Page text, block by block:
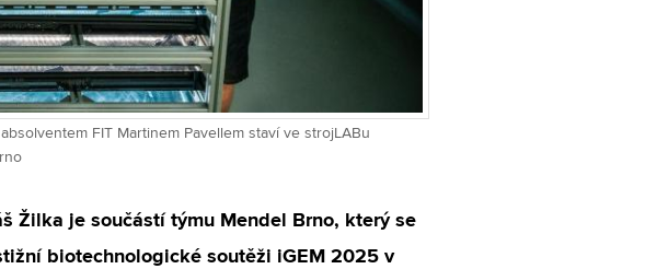
FIT Martinem Pavellem staví ve strojLABu
Žilka je součástí týmu Mendel Brno, který se
biotechnologické soutěži iGEM 2025 v